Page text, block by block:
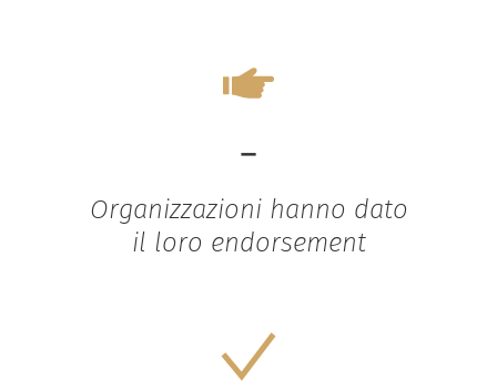
-
Organizzazioni hanno dato
il loro endorsement